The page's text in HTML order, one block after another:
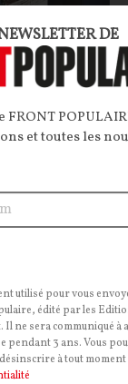
la série
plaire sur
», qui
pas digne
notre lecteur
17 commentaires
DE
FRONT
et toutes les
utilisé pour vous
édité par les
ne sera communiqué à
pendant 3 ans. Vous
à tout